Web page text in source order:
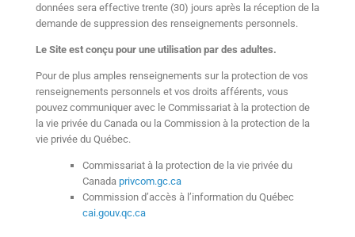
données sera effective trente (30) jours après la réception de la
demande de suppression des renseignements personnels.
Le Site est conçu pour une utilisation par des adultes.
Pour de plus amples renseignements sur la protection de vos
renseignements personnels et vos droits afférents, vous
pouvez communiquer avec le Commissariat à la protection de
la vie privée du Canada ou la Commission à la protection de la
vie privée du Québec.
Commissariat à la protection de la vie privée du
Canada privcom.gc.ca
Commission d’accès à l’information du Québec
cai.gouv.qc.ca